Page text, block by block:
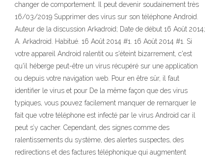
changer de comportement. Il peut devenir soudainement très
16/03/2019 Supprimer des virus sur son téléphone Android.
Auteur de la discussion Arkadroid; Date de début 16 Août 2014;
A. Arkadroid. Habitué. 16 Août 2014 #1. 16 Août 2014 #1. Si
votre appareil Android ralentit ou s'éteint bizarrement, c'est
qu'il héberge peut-être un virus récupéré sur une application
ou depuis votre navigation web. Pour en être sûr, il faut
identifier le virus et pour De la même façon que des virus
typiques, vous pouvez facilement manquer de remarquer le
fait que votre téléphone est infecté par le virus Android car il
peut s’y cacher. Cependant, des signes comme des
ralentissements du système, des alertes suspectes, des
redirections et des factures téléphonique qui augmentent